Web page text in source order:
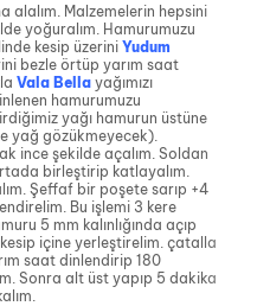
alalım. Malzemelerin hepsini
yoğuralım. Hamurumuzu
kesip üzerini Yudum
bezle örtüp yarım saat
Vala Bella yağımızı
hamurumuzu
yağı hamurun üstüne
yağ gözükmeyecek).
ince şekilde açalım. Soldan
birleştirip katlayalım.
Şeffaf bir poşete sarıp +4
Bu işlemi 3 kere
5 mm kalınlığında açıp
içine yerleştirelim. çatalla
saat dinlendirip 180
Sonra alt üst yapıp 5 dakika